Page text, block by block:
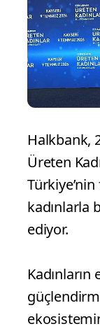
Halkbank,
Üreten
kadınlarla
ediyor.
Kadınların